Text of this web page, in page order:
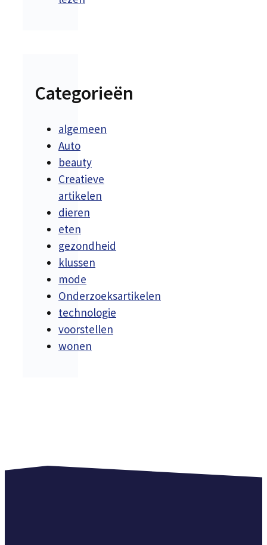
Categorieën
algemeen
Auto
beauty
Creatieve
artikelen
dieren
eten
gezondheid
klussen
mode
Onderzoeksartikelen
technologie
voorstellen
wonen